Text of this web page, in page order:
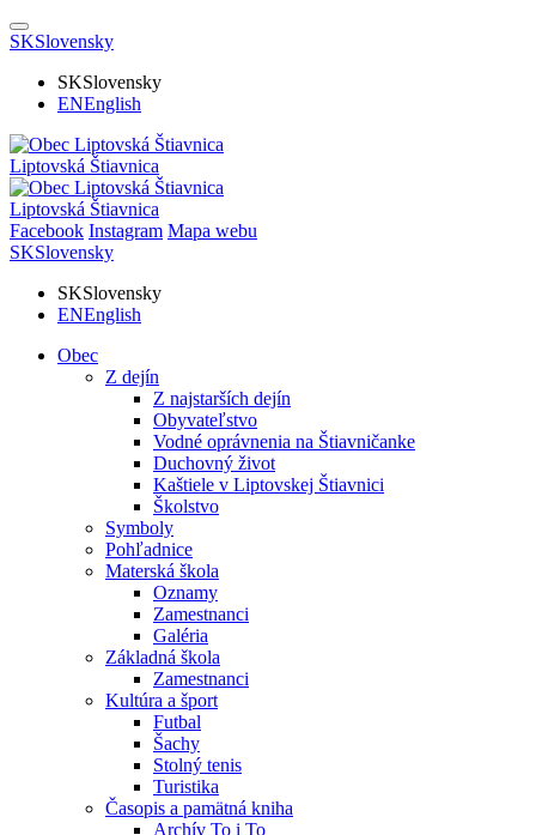
SKSlovensky
SKSlovensky
ENEnglish
Liptovská Štiavnica
Liptovská Štiavnica
Facebook Instagram Mapa webu
SKSlovensky
SKSlovensky
ENEnglish
Obec
Z dejín
Z najstarších dejín
Obyvateľstvo
Vodné oprávnenia na Štiavničanke
Duchovný život
Kaštiele v Liptovskej Štiavnici
Školstvo
Symboly
Pohľadnice
Materská škola
Oznamy
Zamestnanci
Galéria
Základná škola
Zamestnanci
Kultúra a šport
Futbal
Šachy
Stolný tenis
Turistika
Časopis a pamätná kniha
Archív To i To